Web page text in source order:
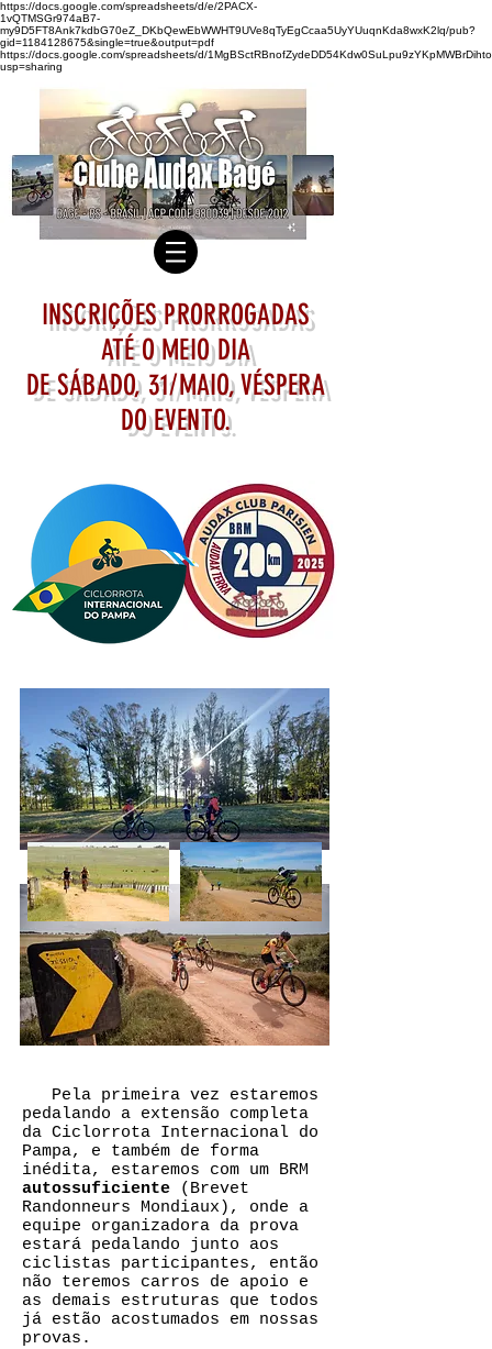
https://docs.google.com/spreadsheets/d/e/2PACX-
1vQTMSGr974aB7-
my9D5FT8Ank7kdbG70eZ_DKbQewEbWWHT9UVe8qTyEgCcaa5UyYUuqnKda8wxK2lq/pub?
gid=1184128675&single=true&output=pdf
https://docs.google.com/spreadsheets/d/
usp=sharing
INSCRIÇÕES PRORROGADAS
ATÉ O MEIO DIA
DE SÁBADO, 31/MAIO, VÉSPERA
DO EVENTO.
Pela primeira vez estaremos
pedalando a extensão completa
da Ciclorrota Internacional do
Pampa, e também de forma
inédita, estaremos com um BRM
autossuficiente (Brevet
Randonneurs Mondiaux), onde a
equipe organizadora da prova
estará pedalando junto aos
ciclistas participantes, então
não teremos carros de apoio e
as demais estruturas que todos
já estão acostumados em nossas
provas.